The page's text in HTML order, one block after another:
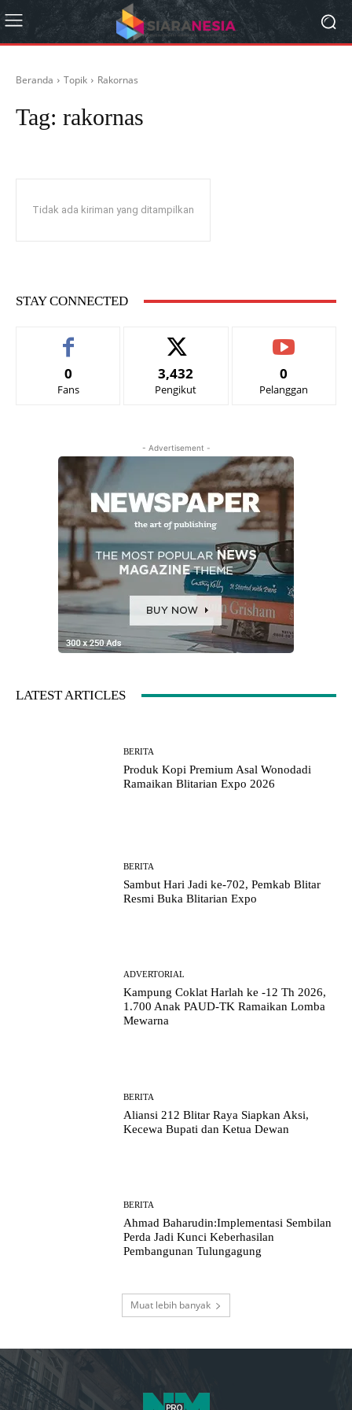
Beranda Topik Rakornas
Tag: rakornas
Tidak ada kiriman yang ditampilkan
STAY CONNECTED
0
Fans
3,432
Pengikut
0
Pelanggan
- Advertisement -
LATEST ARTICLES
BERITA
Produk Kopi Premium Asal Wonodadi
Ramaikan Blitarian Expo 2026
BERITA
Sambut Hari Jadi ke-702, Pemkab Blitar
Resmi Buka Blitarian Expo
ADVERTORIAL
Kampung Coklat Harlah ke -12 Th 2026,
1.700 Anak PAUD-TK Ramaikan Lomba
Mewarna
BERITA
Aliansi 212 Blitar Raya Siapkan Aksi,
Kecewa Bupati dan Ketua Dewan
BERITA
Ahmad Baharudin:Implementasi Sembilan
Perda Jadi Kunci Keberhasilan
Pembangunan Tulungagung
Muat lebih banyak